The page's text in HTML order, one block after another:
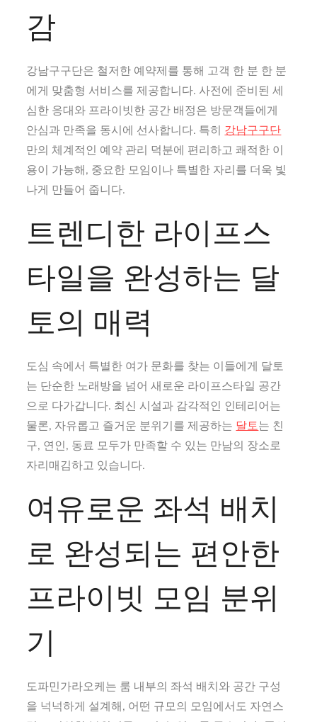
감
강남구구단은 철저한 예약제를 통해 고객 한 분 한 분
에게 맞춤형 서비스를 제공합니다. 사전에 준비된 세
심한 응대와 프라이빗한 공간 배정은 방문객들에게
안심과 만족을 동시에 선사합니다. 특히 강남구구단
만의 체계적인 예약 관리 덕분에 편리하고 쾌적한 이
용이 가능해, 중요한 모임이나 특별한 자리를 더욱 빛
나게 만들어 줍니다.
트렌디한 라이프스
타일을 완성하는 달
토의 매력
도심 속에서 특별한 여가 문화를 찾는 이들에게 달토
는 단순한 노래방을 넘어 새로운 라이프스타일 공간
으로 다가갑니다. 최신 시설과 감각적인 인테리어는
물론, 자유롭고 즐거운 분위기를 제공하는 달토는 친
구, 연인, 동료 모두가 만족할 수 있는 만남의 장소로
자리매김하고 있습니다.
여유로운 좌석 배치
로 완성되는 편안한
프라이빗 모임 분위
기
도파민가라오케는 룸 내부의 좌석 배치와 공간 구성
을 넉넉하게 설계해, 어떤 규모의 모임에서도 자연스